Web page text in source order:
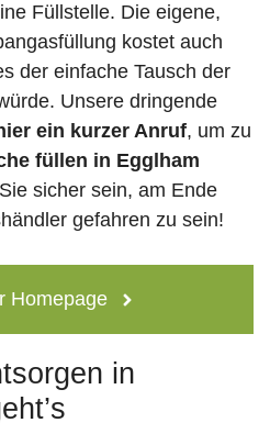
Füllstelle. Die eigene,
kostet auch
der einfache Tausch der
Unsere dringende
ein kurzer Anruf, um zu
füllen in Egglham
sicher sein, am Ende
gefahren zu sein!
Homepage
in